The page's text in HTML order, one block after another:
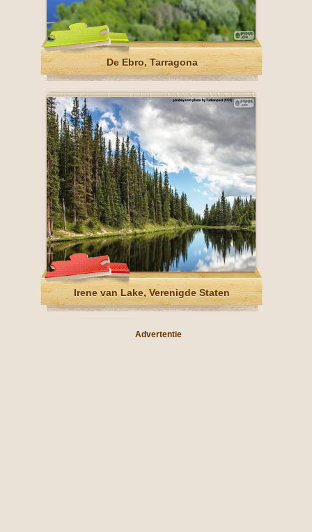
De Ebro, Tarragona
Irene van Lake, Verenigde Staten
Advertentie